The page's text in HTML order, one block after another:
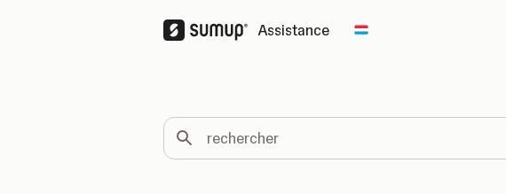
Assistance Change country
rechercher